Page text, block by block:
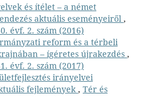
és ítélet – a német
aktuális eseményeiről ,
évf. 2. szám (2016)
reform és a térbeli
– ígéretes újrakezdés ,
évf. 2. szám (2017)
irányelvei
fejlemények , Tér és